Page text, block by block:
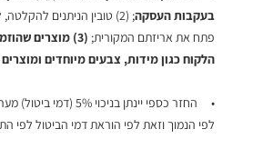
בעקבות העסקה
; (2) טובין הניתנים
פתח את אריזתם המקורית;
(3) מוצרים
הלקוח כגון מידות, צבעים מיוחדים
לפי הנמוך וזאת לפי הוראת דמי הביטול לפי